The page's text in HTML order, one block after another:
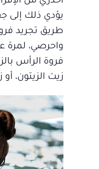
يؤدي ذلك
طريق تجريد
واحرصي، لمرة
فروة الرأس
زيت الزيتون، أو